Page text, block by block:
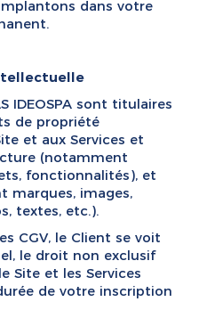
dans votre
IDEOSPA sont titulaires
de propriété
et aux Services et
(notamment
fonctionnalités), et
marques, images,
textes, etc.).
CGV, le Client se voit
le droit non exclusif
Site et les Services
de votre inscription